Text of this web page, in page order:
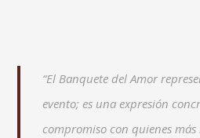
“El Banquete del Amor
evento; es una expresión
compromiso con quienes